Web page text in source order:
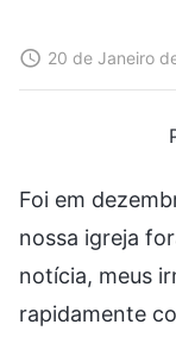
20 de Janeiro
Foi em
nossa igreja
notícia, meus
rapidamente